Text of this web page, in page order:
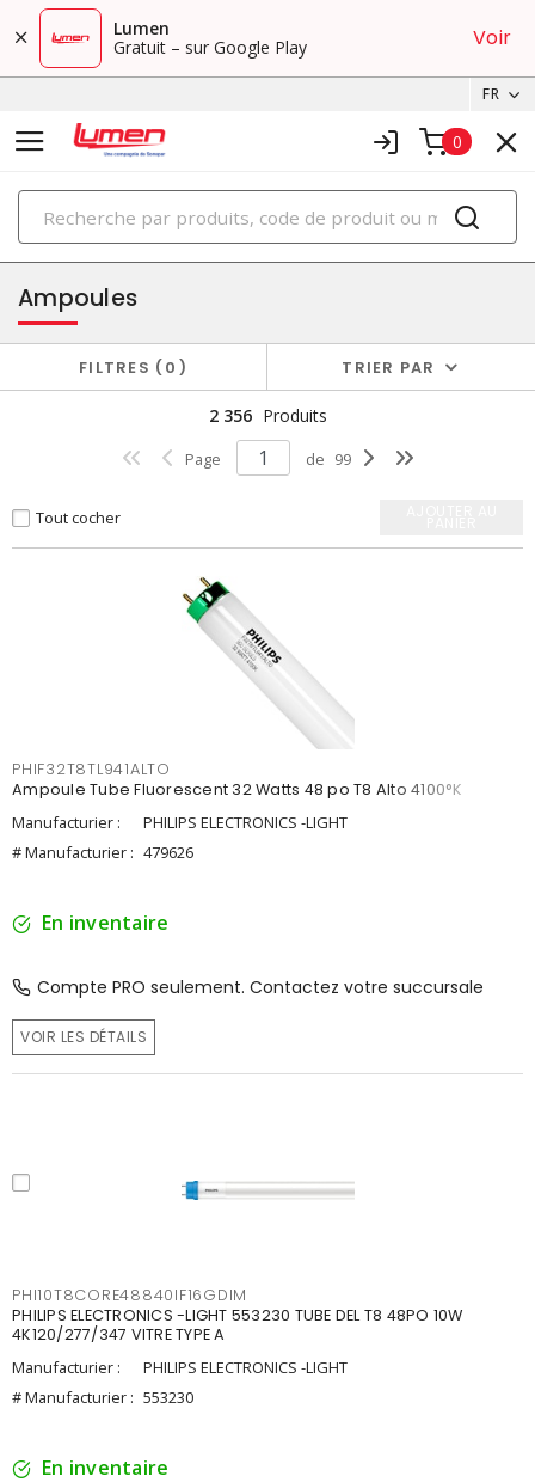
Lumen
Gratuit – sur Google Play
Voir
FR
0
PRODUITS
éclairage
Ampoules
FILTRES 0 TRIER PAR
2 356 Produits
Page de 99
Tout cocher
PHIF32T8TL941ALTO
Ampoule Tube Fluorescent 32 Watts 48 po T8 Alto 4100°K
Manufacturier :
PHILIPS ELECTRONICS -LIGHT
# Manufacturier : 479626
En inventaire
Compte PRO seulement. Contactez votre succursale
VOIR LES DÉTAILS
PHI10T8CORE48840IF16GDIM
PHILIPS ELECTRONICS -LIGHT 553230 TUBE DEL T8 48PO 10W
4K120/277/347 VITRE TYPE A
Manufacturier :
PHILIPS ELECTRONICS -LIGHT
# Manufacturier : 553230
En inventaire